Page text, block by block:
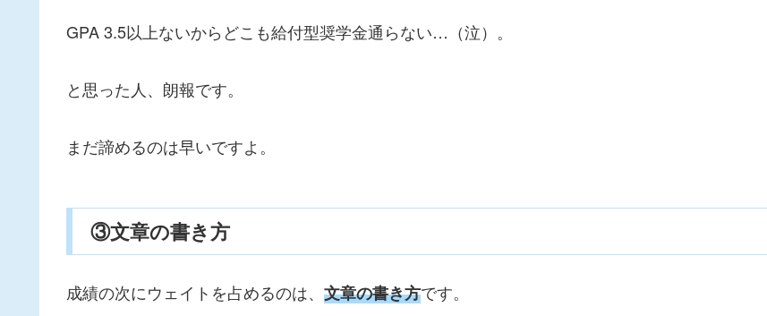
GPA 3.5以上ないからどこも給付型奨学金通らない…（泣）。
と思った人、朗報です。
まだ諦めるのは早いですよ。
③文章の書き方
成績の次にウェイトを占めるのは、 文章の書き方です。